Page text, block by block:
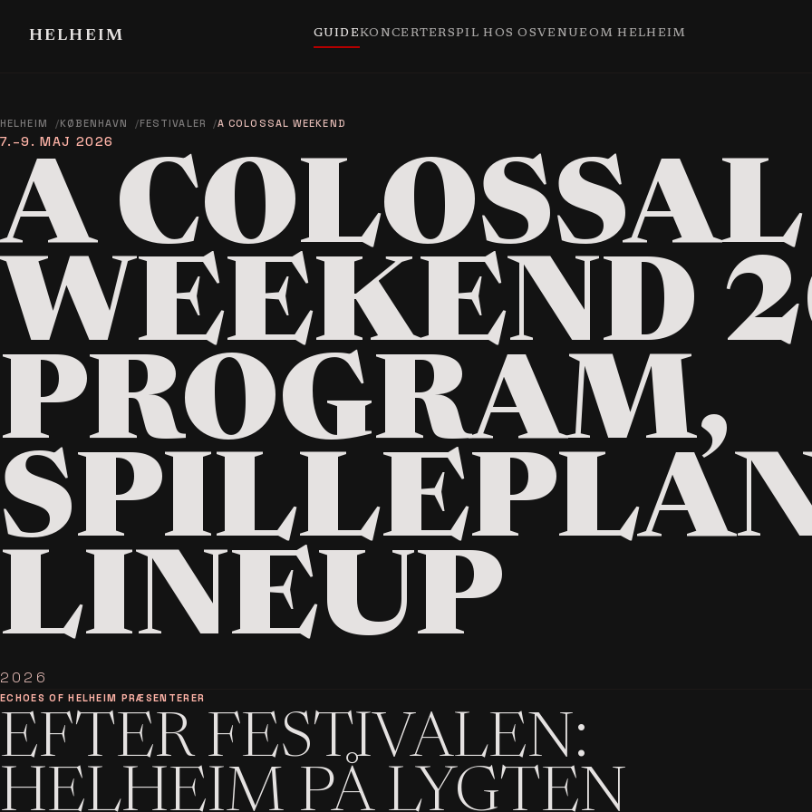
HELHEIM GUIDEKONCERTERSPIL HOS OSVENUEOM HELHEIM
HELHEIM KØBENHAVN FESTIVALER A COLOSSAL WEEKEND
7.–9. MAJ 2026
A COLOSSAL
WEEKEND
PROGRAM,
LINEUP
2026
ECHOES OF HELHEIM PRÆSENTERER
EFTER FESTIVALEN:
HELHEIM PÅ LYGTEN